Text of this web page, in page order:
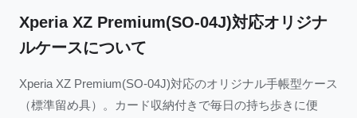
Xperia XZ Premium(SO-04J)対応オリジナ
ルケースについて
Xperia XZ Premium(SO-04J)対応のオリジナル手帳型ケース
（標準留め具）。カード収納付きで毎日の持ち歩きに便